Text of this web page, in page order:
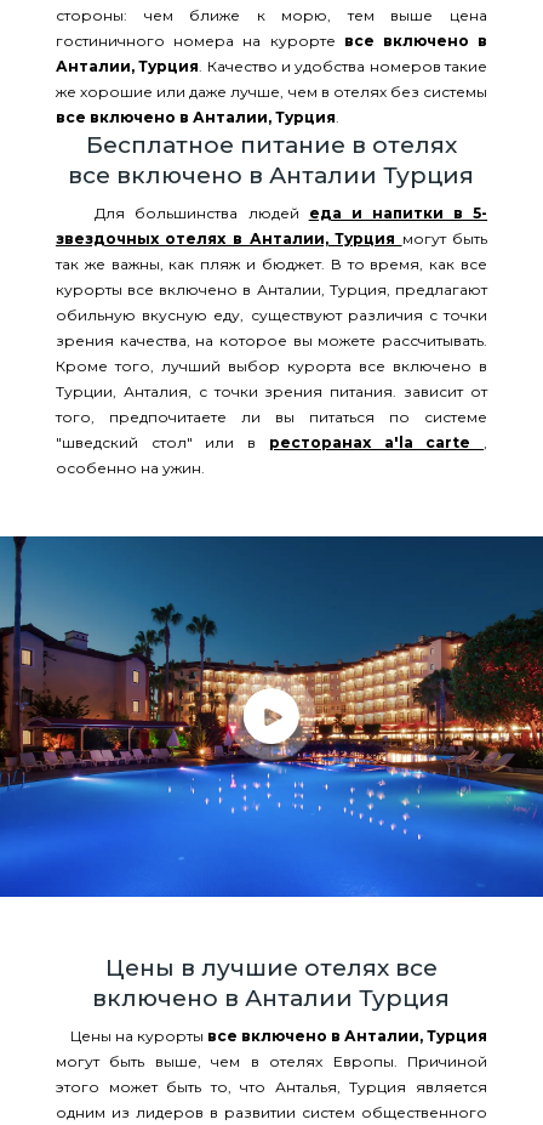
стороны: чем ближе к морю, тем выше цена
гостиничного номера на курорте все включено в
Анталии, Турция . Качество и удобства номеров такие
же хорошие или даже лучше, чем в отелях без системы
все включено в Анталии, Турция
Бесплатное питание в отелях
все включено в Анталии Турция
Для большинства людей еда и напитки в 5-
звездочных отелях в Анталии, Турция могут быть
так же важны, как пляж и бюджет. В то время, как все
курорты все включено в Анталии, Турция, предлагают
обильную вкусную еду, существуют различия с точки
зрения качества, на которое вы можете рассчитывать.
Кроме того, лучший выбор курорта все включено в
Турции, Анталия, с точки зрения питания. зависит от
того, предпочитаете ли вы питаться по системе
"шведский стол" или в ресторанах a'la carte
особенно на ужин.
Цены в лучшие отелях все
включено в Анталии Турция
Цены на курорты все включено в Анталии, Турция
могут быть выше, чем в отелях Европы. Причиной
этого может быть то, что Анталья, Турция является
одним из лидеров в развитии систем общественного